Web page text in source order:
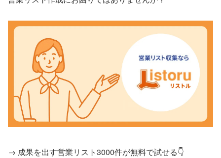
→ 成果を出す営業リスト3000件が無料で試せる👇